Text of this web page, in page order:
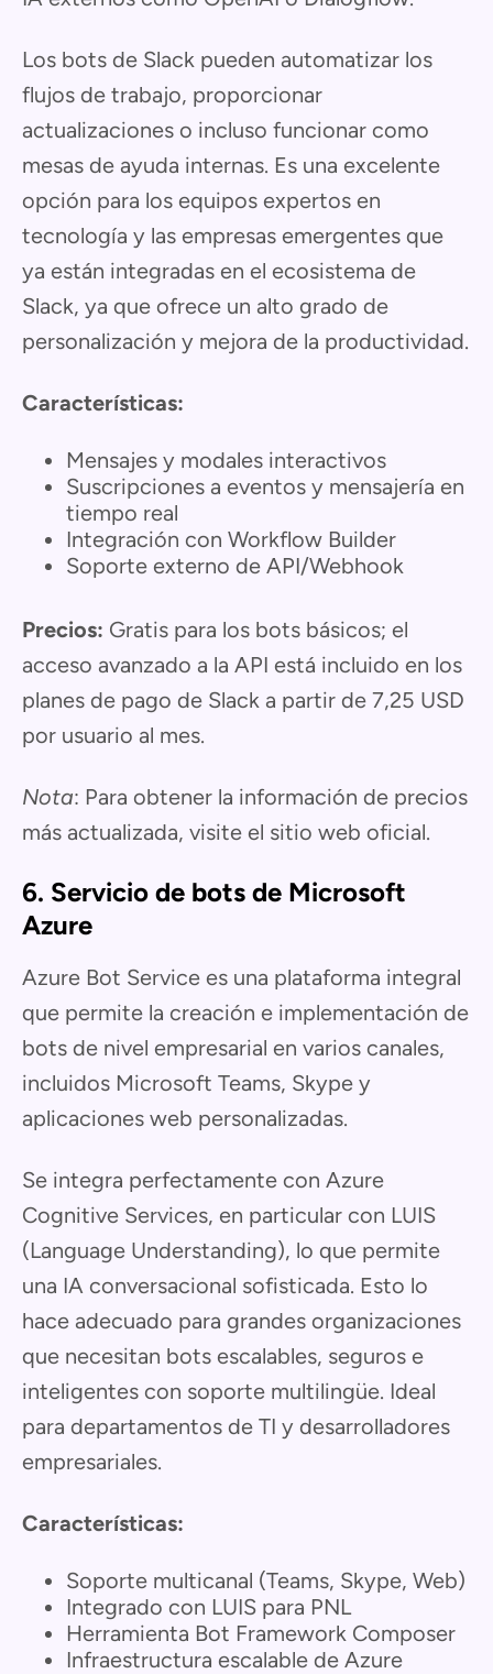
Los bots de Slack pueden automatizar los
flujos de trabajo, proporcionar
actualizaciones o incluso funcionar como
mesas de ayuda internas. Es una excelente
opción para los equipos expertos en
tecnología y las empresas emergentes que
ya están integradas en el ecosistema de
Slack, ya que ofrece un alto grado de
personalización y mejora de la productividad.
Características:
Mensajes y modales interactivos
Suscripciones a eventos y mensajería en
tiempo real
Integración con Workflow Builder
Soporte externo de API/Webhook
Precios: Gratis para los bots básicos; el
acceso avanzado a la API está incluido en los
planes de pago de Slack a partir de 7,25 USD
por usuario al mes.
Nota: Para obtener la información de precios
más actualizada, visite el sitio web oficial.
6. Servicio de bots de Microsoft
Azure
Azure Bot Service es una plataforma integral
que permite la creación e implementación de
bots de nivel empresarial en varios canales,
incluidos Microsoft Teams, Skype y
aplicaciones web personalizadas.
Se integra perfectamente con Azure
Cognitive Services, en particular con LUIS
(Language Understanding), lo que permite
una IA conversacional sofisticada. Esto lo
hace adecuado para grandes organizaciones
que necesitan bots escalables, seguros e
inteligentes con soporte multilingüe. Ideal
para departamentos de TI y desarrolladores
empresariales.
Características:
Soporte multicanal (Teams, Skype, Web)
Integrado con LUIS para PNL
Herramienta Bot Framework Composer
Infraestructura escalable de Azure